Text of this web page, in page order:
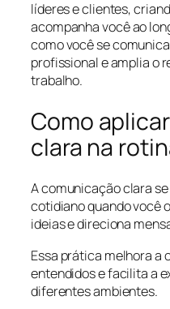
líderes e clientes,
acompanha você ao
como você se
profissional e amplia o
trabalho.
Como
clara na
A comunicação clara
cotidiano quando você
ideias e direciona
Essa prática melhora a
entendidos e facilita a
diferentes ambientes.